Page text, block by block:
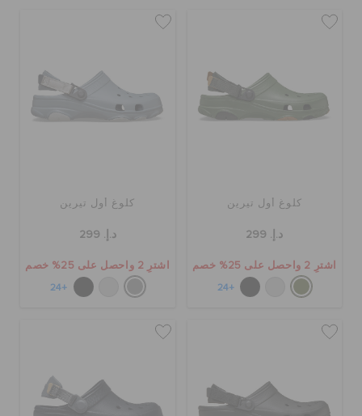
الحقائب
تسجيل الدخول / اشتراك
قائمة الامنيات
كلوغ أول تيرين
د.إ. 299
اشترِ 2 واحصل على 25% خصم
+24
كلوغ أول تيرين
د.إ. 299
اشترِ 2 واحصل على 25% خصم
+24